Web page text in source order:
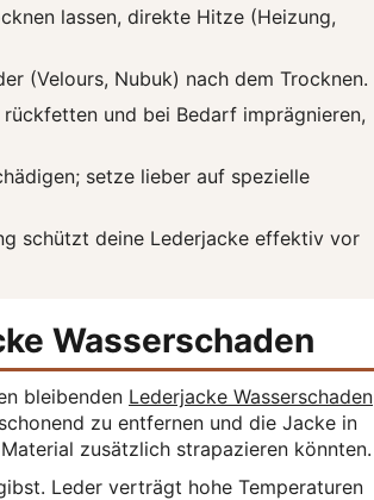
lassen, direkte Hitze (Heizung,
(Velours, Nubuk) nach dem Trocknen.
und bei Bedarf imprägnieren,
setze lieber auf spezielle
schützt deine Lederjacke effektiv vor
Wasserschaden
bleibenden Lederjacke Wasserschaden
zu entfernen und die Jacke in
zusätzlich strapazieren könnten.
Leder verträgt hohe Temperaturen